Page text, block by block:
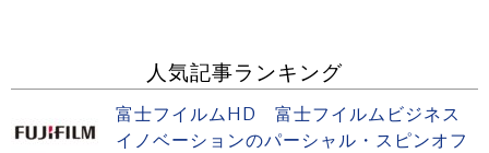
人気記事ランキング
富士フイルムHD 富士フイルムビジネス
イノベーションのパーシャル・スピンオフ